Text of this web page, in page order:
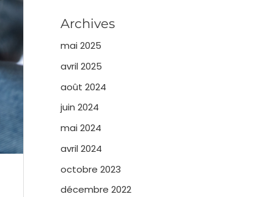
Archives
mai 2025
avril 2025
août 2024
juin 2024
mai 2024
avril 2024
octobre 2023
décembre 2022